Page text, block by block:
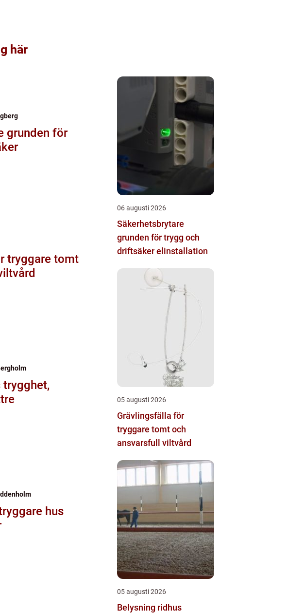
här
tryggare tomt
06 augusti 2026
Säkerhetsbrytare
grunden för trygg och
driftsäker elinstallation
05 augusti 2026
Grävlingsfälla för
tryggare tomt och
ansvarsfull viltvård
05 augusti 2026
Belysning ridhus